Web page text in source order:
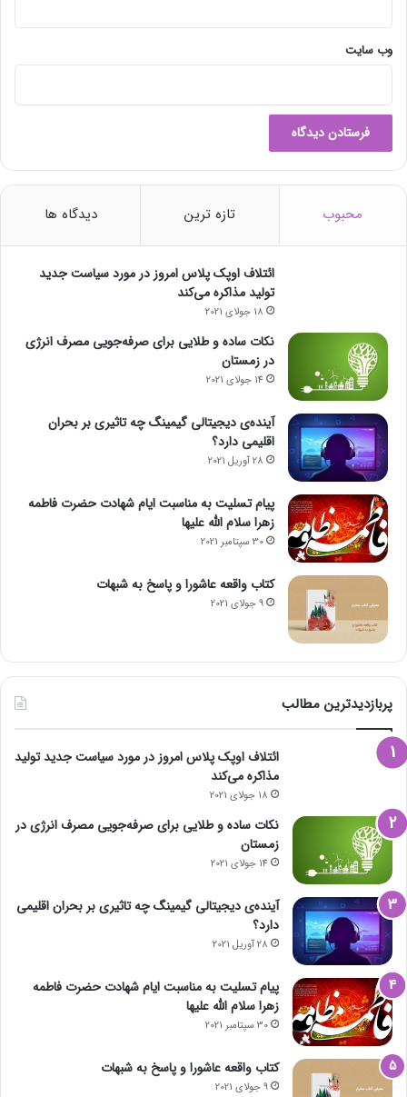
وب‌ سایت
محبوب تازه ترین دیدگاه ها
ائتلاف اوپک پلاس امروز در مورد سیاست جدید
تولید مذاکره می‌کند
18 جولای 2021
نکات ساده و طلایی برای صرفه‌جویی مصرف انرژی
در زمستان
14 جولای 2021
آینده‌ی دیجیتالی گیمینگ چه تاثیری بر بحران
اقلیمی دارد؟
28 آوریل 2021
پیام تسلیت به مناسبت ایام شهادت حضرت فاطمه
زهرا سلام الله علیها
30 سپتامبر 2021
کتاب واقعه عاشورا و پاسخ به شبهات
9 جولای 2021
پربازدیدترین مطالب
ائتلاف اوپک پلاس امروز در مورد سیاست جدید تولید
مذاکره می‌کند
18 جولای 2021
نکات ساده و طلایی برای صرفه‌جویی مصرف انرژی در
زمستان
14 جولای 2021
آینده‌ی دیجیتالی گیمینگ چه تاثیری بر بحران اقلیمی
دارد؟
28 آوریل 2021
پیام تسلیت به مناسبت ایام شهادت حضرت فاطمه
زهرا سلام الله علیها
30 سپتامبر 2021
کتاب واقعه عاشورا و پاسخ به شبهات
9 جولای 2021